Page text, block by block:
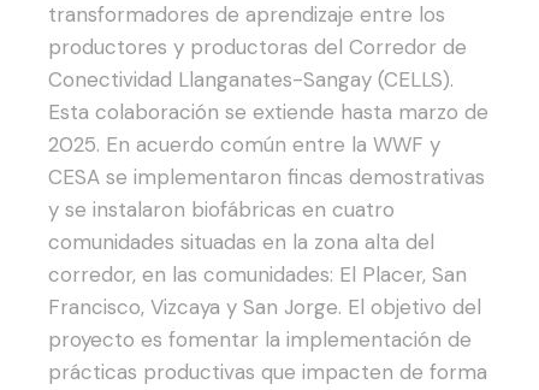
transformadores de aprendizaje entre los
productores y productoras del Corredor de
Conectividad Llanganates-Sangay (CELLS).
Esta colaboración se extiende hasta marzo de
2025. En acuerdo común entre la WWF y
CESA se implementaron fincas demostrativas
y se instalaron biofábricas en cuatro
comunidades situadas en la zona alta del
corredor, en las comunidades: El Placer, San
Francisco, Vizcaya y San Jorge. El objetivo del
proyecto es fomentar la implementación de
prácticas productivas que impacten de forma